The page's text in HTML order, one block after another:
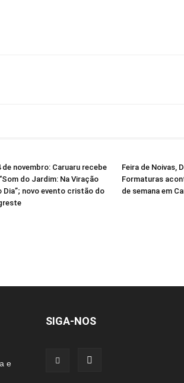
de novembro: Caruaru recebe
do Jardim: Na Viração
Dia”; novo evento cristão do
Feira de Noivas,
Formaturas
de semana em
e
SIGA-NOS